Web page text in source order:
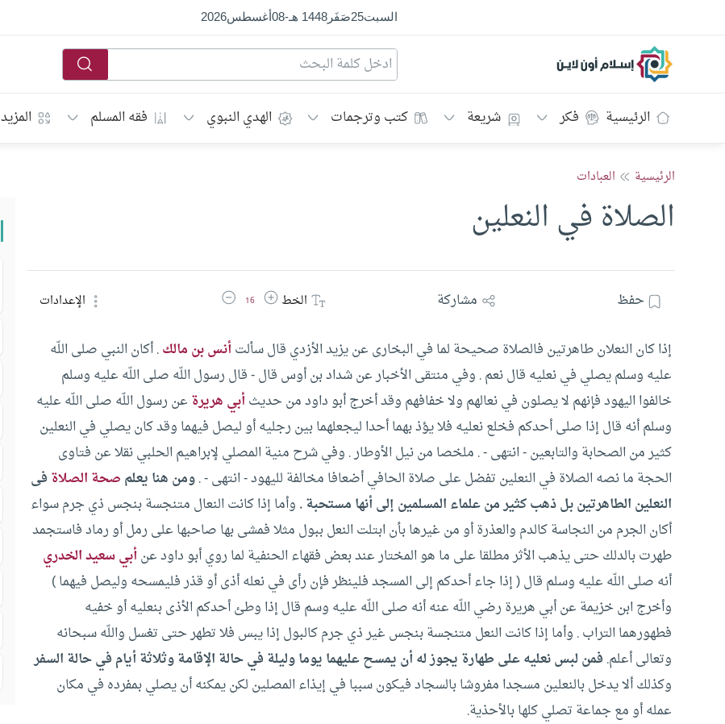
السبت25صَفَر1448 هـ -
08أغسطس2026
إسلام أون لاين
الرئيسية فكر شريعة كتب وترجمات الهدي النبوي فقه المسلم المزيد
الرئيسية العبادات
الصلاة في النعلين
حفظ مشاركة الخطزيادة حجم الخط
16 تقليل حجم الخط الإعدادات
إذا كان النعلان طاهرتين فالصلاة صحيحة لما في البخارى عن يزيد الأزدي قال سألت أنس بن مالك.‏ أكان النبي صلى اللّه
عليه وسلم يصلي في نعليه قال نعم .‏ وفي منتقى الأخبار عن شداد بن أوس قال -‏ قال رسول اللّه صلى اللّه عليه وسلم
خالفوا اليهود فإنهم لا يصلون في نعالهم ولا خفافهم وقد أخرج أبو داود من حديث أبي هريرة عن رسول اللّه صلى اللّه عليه
وسلم أنه قال إذا صلى أحدكم فخلع نعليه فلا يؤذ بهما أحدا ليجعلهما بين رجليه أو ليصل فيهما وقد كان يصلي في النعلين
كثير من الصحابة والتابعين -‏ انتهى -‏ .‏ ملخصا من نيل الأوطار .‏ وفي شرح منية المصلي لإبراهيم الحلبي نقلا عن فتاوى
الحجة ما نصه الصلاة في النعلين تفضل على صلاة الحافي أضعافا مخالفة لليهود -‏ انتهى -‏ .‏ومن هنا يعلم صحة الصلاة فى
النعلين الطاهرتين بل ذهب كثير من علماء المسلمين إلى أنها مستحبة .‏ وأما إذا كانت النعال متنجسة بنجس ذي جرم سواء
أكان الجرم من النجاسة كالدم والعذرة أو من غيرها بأن ابتلت النعل ببول مثلا فمشى بها صاحبها على رمل أو رماد فاستجمد
طهرت بالدلك حتى يذهب الأثر مطلقا على ما هو المختار عند بعض فقهاء الحنفية لما روي أبو داود عن أبي سعيد الخدري
أنه صلى اللّه عليه وسلم قال (‏ إذا جاء أحدكم إلى المسجد فلينظر فإن رأى في نعله أذى أو قذر فليمسحه وليصل فيهما )‏
وأخرج ابن خزيمة عن أبي هريرة رضي اللّه عنه أنه صلى اللّه عليه وسم قال إذا وطئ أحدكم الأذى بنعليه أو خفيه
فطهورهما التراب .‏ وأما إذا كانت النعل متنجسة بنجس غير ذي جرم كالبول إذا يبس فلا تطهر حتى تغسل واللّه سبحانه
وتعالى أعلم. فمن لبس نعليه على طهارة يجوز له أن يمسح عليهما يوما وليلة في حالة الإقامة وثلاثة أيام في حالة السفر
وكذلك ألا يدخل بالنعلين مسجدا مفروشا بالسجاد فيكون سببا في إيذاء المصلين لكن يمكنه أن يصلي بمفرده في مكان
عمله أو مع جماعة تصلي كلها بالأحذية.